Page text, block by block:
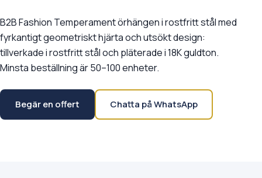
B2B Fashion Temperament örhängen i rostfritt stål med
fyrkantigt geometriskt hjärta och utsökt design:
tillverkade i rostfritt stål och pläterade i 18K guldton.
Minsta beställning är 50–100 enheter.
Begär en offert Chatta på WhatsApp